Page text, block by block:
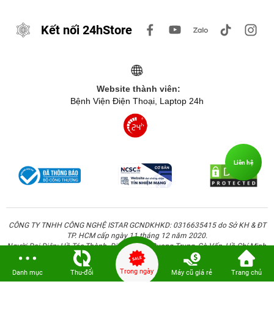
Kết nối 24hStore
Website thành viên:
Bệnh Viện Điện Thoại, Laptop 24h
CÔNG TY TNHH CÔNG NGHỆ ISTAR GCNDKHKD: 0316635415 do Sở KH & ĐT
TP. HCM cấp ngày 11 tháng 12 năm 2020.
Người Đại Diện: Hồ Tác Thành. Địa chỉ: 389 Quang Trung, Gò Vấp, Hồ Chí Minh.
Danh mục Thu-đổi Trong ngày Máy cũ giá rẻ Trang chủ
Liên hệ